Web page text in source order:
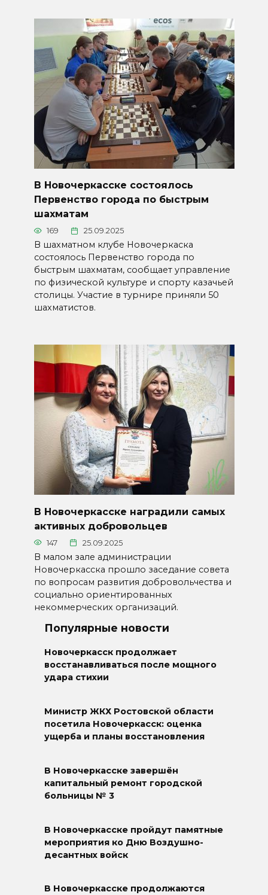
В Новочеркасске состоялось
Первенство города по быстрым
шахматам
169 25.09.2025
В шахматном клубе Новочеркаска
состоялось Первенство города по
быстрым шахматам, сообщает управление
по физической культуре и спорту казачьей
столицы. Участие в турнире приняли 50
шахматистов.
В Новочеркасске наградили самых
активных добровольцев
147 25.09.2025
В малом зале администрации
Новочеркасска прошло заседание совета
по вопросам развития добровольчества и
социально ориентированных
некоммерческих организаций.
Популярные новости
Новочеркасск продолжает
восстанавливаться после мощного
удара стихии
Министр ЖКХ Ростовской области
посетила Новочеркасск: оценка
ущерба и планы восстановления
В Новочеркасске завершён
капитальный ремонт городской
больницы № 3
В Новочеркасске пройдут памятные
мероприятия ко Дню Воздушно-
десантных войск
В Новочеркасске продолжаются